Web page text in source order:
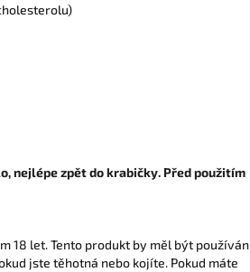
nejlépe zpět do krabičky. Před použitím
18 let. Tento produkt by měl být používán
jste těhotná nebo kojíte. Pokud máte